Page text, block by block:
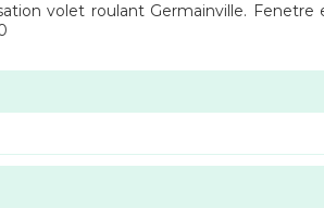
volet roulant Germainville.